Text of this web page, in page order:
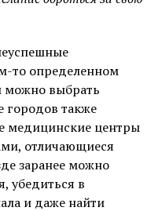
то определенном
можно выбрать
городов также
медицинские центры
отличающиеся
заранее можно
убедиться в
и даже найти